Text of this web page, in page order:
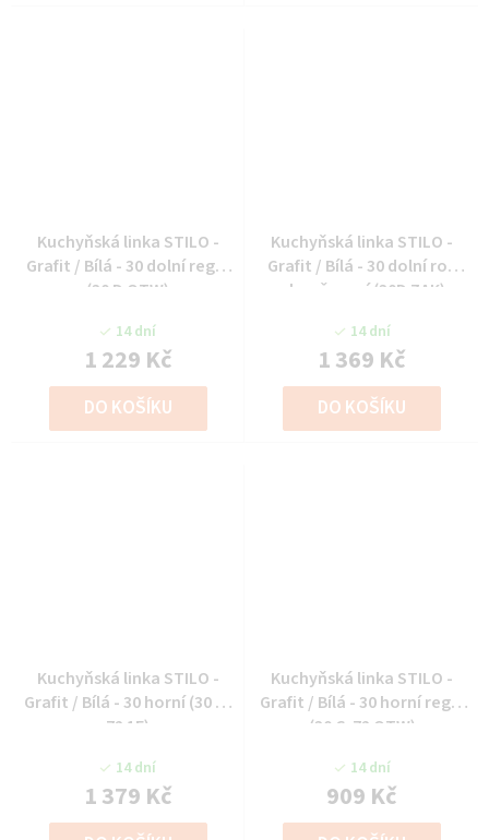
Kuchyňská linka STILO -
Grafit / Bílá - 30 dolní regál
(30 D OTW)
14 dní
1 229 Kč
DO KOŠÍKU
Kuchyňská linka STILO -
Grafit / Bílá - 30 dolní roh
ukončovací (30D ZAK)
14 dní
1 369 Kč
DO KOŠÍKU
Kuchyňská linka STILO -
Grafit / Bílá - 30 horní (30 G-
72 1F)
14 dní
1 379 Kč
Kuchyňská linka STILO -
Grafit / Bílá - 30 horní regál
(30 G-72 OTW)
14 dní
909 Kč